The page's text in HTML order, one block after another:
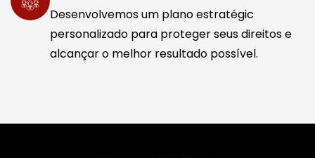
Desenvolvemos um plano estratégic
personalizado para proteger seus direitos e
alcançar o melhor resultado possível.